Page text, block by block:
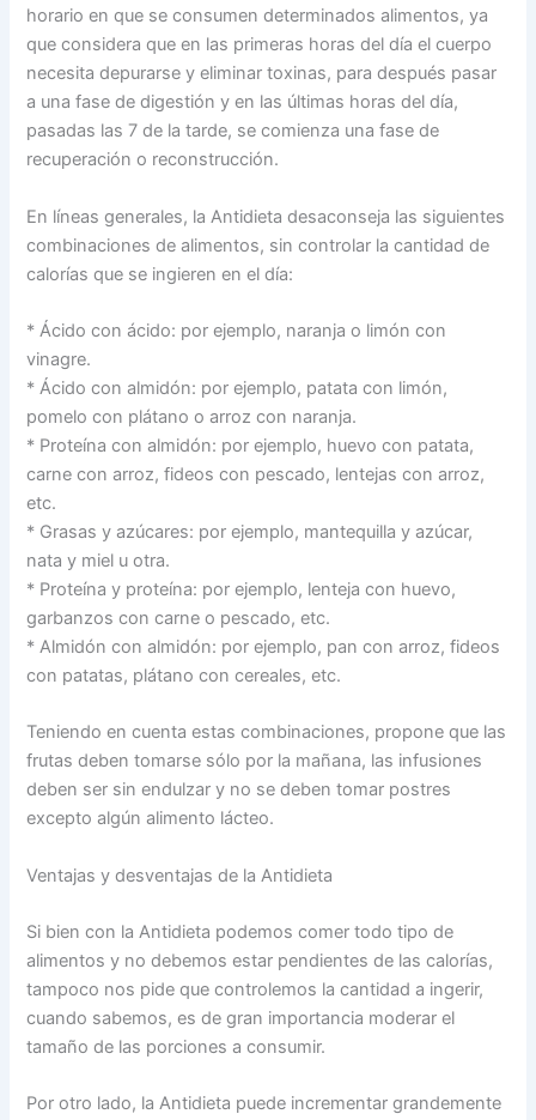
horario en que se consumen determinados alimentos, ya
que considera que en las primeras horas del día el cuerpo
necesita depurarse y eliminar toxinas, para después pasar
a una fase de digestión y en las últimas horas del día,
pasadas las 7 de la tarde, se comienza una fase de
recuperación o reconstrucción.
En líneas generales, la Antidieta desaconseja las siguientes
combinaciones de alimentos, sin controlar la cantidad de
calorías que se ingieren en el día:
* Ácido con ácido: por ejemplo, naranja o limón con
vinagre.
* Ácido con almidón: por ejemplo, patata con limón,
pomelo con plátano o arroz con naranja.
* Proteína con almidón: por ejemplo, huevo con patata,
carne con arroz, fideos con pescado, lentejas con arroz,
etc.
* Grasas y azúcares: por ejemplo, mantequilla y azúcar,
nata y miel u otra.
* Proteína y proteína: por ejemplo, lenteja con huevo,
garbanzos con carne o pescado, etc.
* Almidón con almidón: por ejemplo, pan con arroz, fideos
con patatas, plátano con cereales, etc.
Teniendo en cuenta estas combinaciones, propone que las
frutas deben tomarse sólo por la mañana, las infusiones
deben ser sin endulzar y no se deben tomar postres
excepto algún alimento lácteo.
Ventajas y desventajas de la Antidieta
Si bien con la Antidieta podemos comer todo tipo de
alimentos y no debemos estar pendientes de las calorías,
tampoco nos pide que controlemos la cantidad a ingerir,
cuando sabemos, es de gran importancia moderar el
tamaño de las porciones a consumir.
Por otro lado, la Antidieta puede incrementar grandemente